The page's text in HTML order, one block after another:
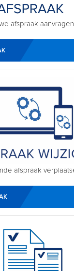
afspraak
afspraak